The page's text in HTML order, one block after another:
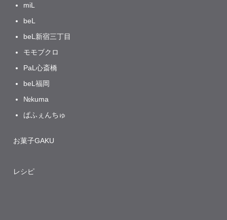
miL
beL
beL新宿三丁目
モモブクロ
PaL心斎橋
beL福岡
№kuma
ぱふぇんちゅ
お菓子GAKU
レシピ